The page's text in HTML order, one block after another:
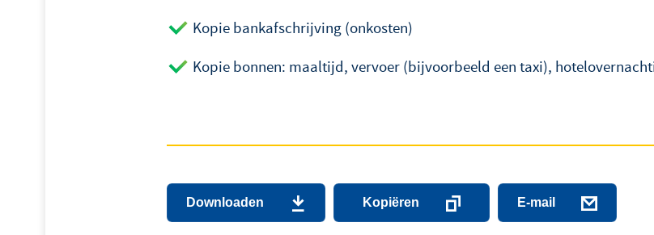
Kopie bankafschrijving (onkosten)
Kopie bonnen: maaltijd, vervoer (bijvoorbeeld een taxi),
Downloaden Kopiëren E-mail